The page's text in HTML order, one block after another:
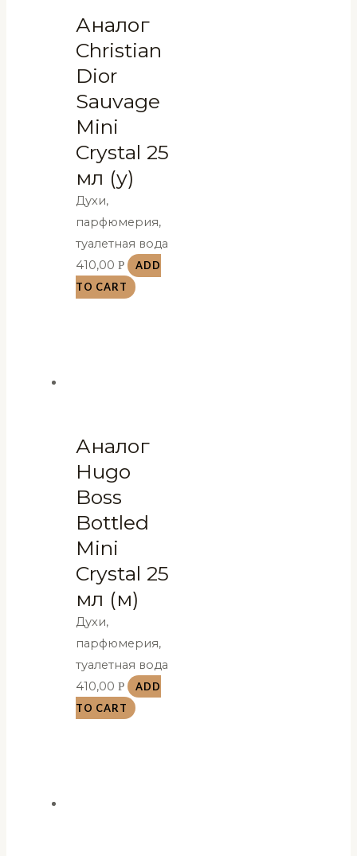
Аналог
Christian
Dior
Sauvage
Mini
Crystal 25
мл (у)
Духи,
парфюмерия,
туалетная вода
410,00Р
ADD
TO CART
Аналог
Hugo
Boss
Bottled
Mini
Crystal 25
мл (м)
Духи,
парфюмерия,
туалетная вода
410,00Р
ADD
TO CART